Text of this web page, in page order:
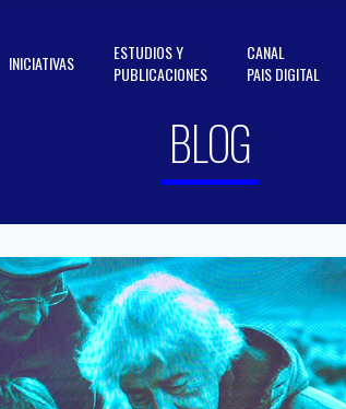
INICIATIVAS
ESTUDIOS Y
PUBLICACIONES
CANAL
PAIS DIGITAL
BLOG